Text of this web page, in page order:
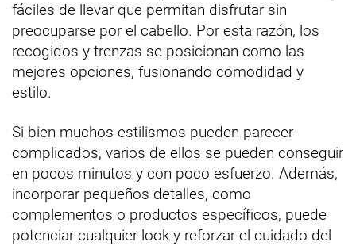
fáciles de llevar que permitan disfrutar sin
preocuparse por el cabello. Por esta razón, los
recogidos y trenzas se posicionan como las
mejores opciones, fusionando comodidad y
estilo.
Si bien muchos estilismos pueden parecer
complicados, varios de ellos se pueden conseguir
en pocos minutos y con poco esfuerzo. Además,
incorporar pequeños detalles, como
complementos o productos específicos, puede
potenciar cualquier look y reforzar el cuidado del